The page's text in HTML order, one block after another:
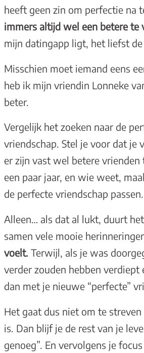
heeft geen zin om perfectie na
immers altijd wel een betere te
mijn datingapp ligt, het liefst
Misschien moet iemand eens
heb ik mijn vriendin Lonneke
beter.
Vergelijk het zoeken naar de
vriendschap. Stel je voor dat je
er zijn vast wel betere vrienden
een paar jaar, en wie weet,
de perfecte vriendschap passen.
Alleen… als dat al lukt, duurt
samen vele mooie
voelt.Terwijl, als je was
verder zouden hebben
dan met je nieuwe “perfecte”
Het gaat dus niet om te
is. Dan blijf je de rest van je
genoeg”. En vervolgens je